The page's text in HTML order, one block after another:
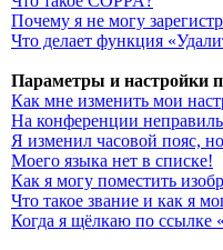
Почему я не могу
Что делает функция
Параметры и настройки
Как мне изменить мои
На конференции
Я изменил часовой пояс,
Моего языка нет в списке!
Как я могу поместить
Что такое звание и как я
Когда я щёлкаю по ссылке